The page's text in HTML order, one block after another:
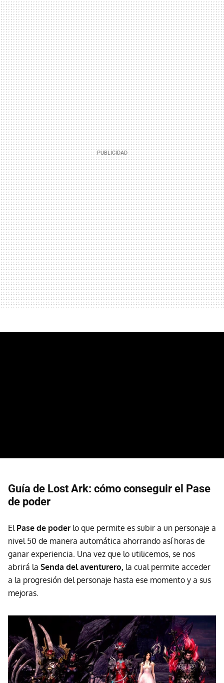
Guía de Lost Ark: cómo conseguir el Pase
de poder
El Pase de poder lo que permite es subir a un personaje a
nivel 50 de manera automática ahorrando así horas de
ganar experiencia. Una vez que lo utilicemos, se nos
abrirá la Senda del aventurero, la cual permite acceder
a la progresión del personaje hasta ese momento y a sus
mejoras.